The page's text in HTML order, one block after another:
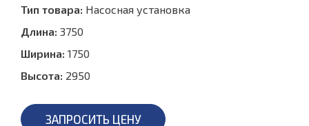
Тип товара: Насосная установка
Длина: 3750
Ширина: 1750
Высота: 2950
ЗАПРОСИТЬ ЦЕНУ